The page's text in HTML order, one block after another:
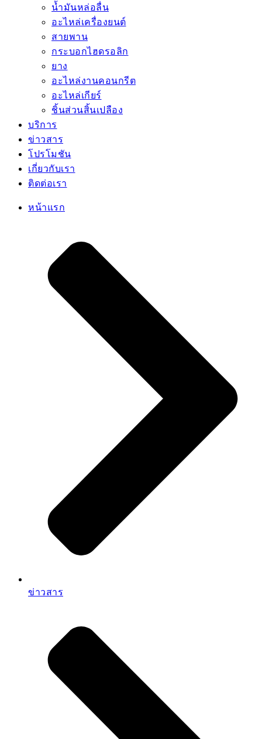
น้ำมันหล่อลื่น
อะไหล่เครื่องยนต์
สายพาน
กระบอกไฮดรอลิก
ยาง
อะไหล่งานคอนกรีต
อะไหล่เกียร์
ชิ้นส่วนสิ้นเปลือง
บริการ
ข่าวสาร
โปรโมชัน
เกี่ยวกับเรา
ติดต่อเรา
หน้าแรก
ข่าวสาร